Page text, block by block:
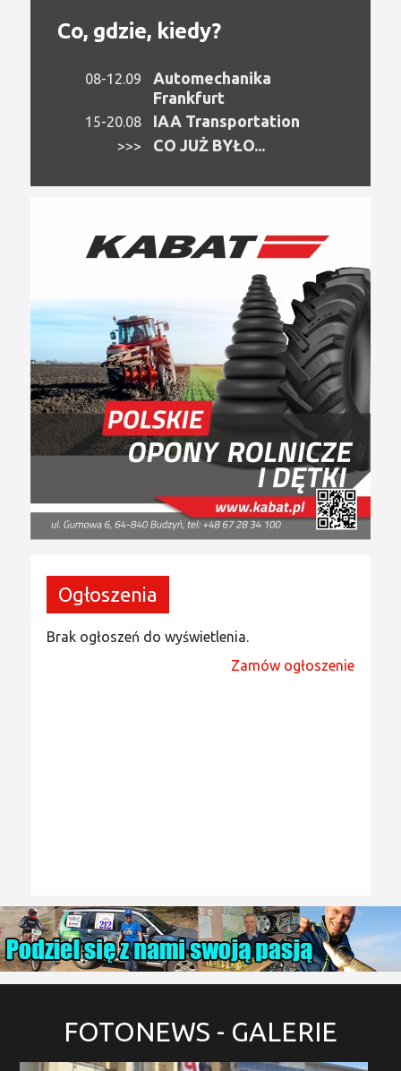
Co, gdzie, kiedy?
08-12.09
Automechanika
Frankfurt
15-20.08 IAA Transportation
>>> CO JUŻ BYŁO...
Ogłoszenia
Brak ogłoszeń do wyświetlenia.
Zamów ogłoszenie
FOTONEWS - GALERIE